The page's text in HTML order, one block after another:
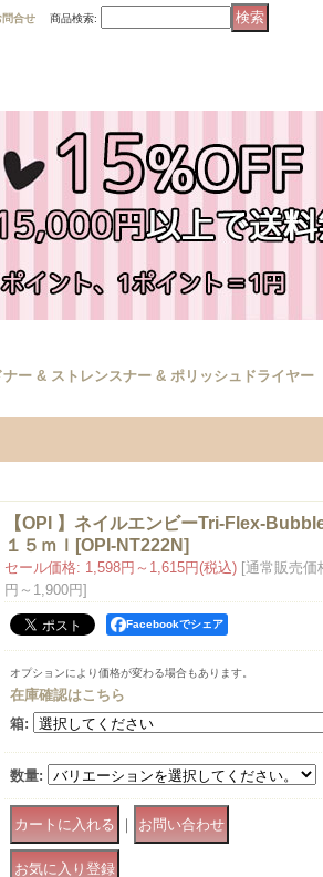
問合せ 商品検索:
ナー & ストレンスナー & ポリッシュドライヤー
【OPI 】ネイルエンビーTri-Flex-
１５ｍｌ [OPI-NT222N]
セール価格: 1,598円～1,615円(税込) [通常販売価
円～1,900円]
Facebookでシェア
オプションにより価格が変わる場合もあります。
在庫確認はこちら
箱:
数量:
｜